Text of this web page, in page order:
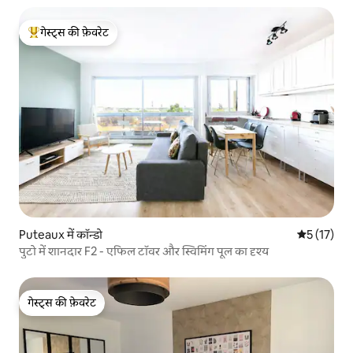
गेस्ट्स का टॉप फ़ेवरेट
गेस्ट्स की फ़ेवरेट
Puteaux में कॉन्डो औसत रेटिंग
5 (17)
पुटो में शानदार F2 - एफिल टॉवर और स्विमिंग पूल का दृश्य
गेस्ट्स की फ़ेवरेट
गेस्ट्स की फ़ेवरेट